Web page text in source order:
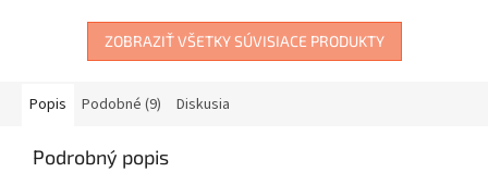
ZOBRAZIŤ VŠETKY SÚVISIACE PRODUKTY
Popis Podobné (9) Diskusia
Podrobný popis